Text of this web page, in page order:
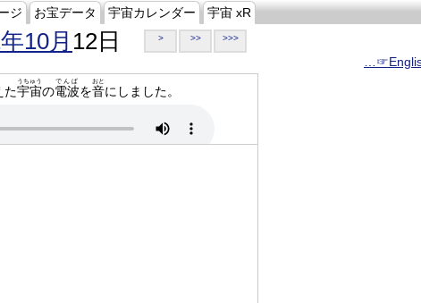
ジ お宝データ 宇宙カレンダー 宇宙 xR
10月 12日 > >> >>>
た宇宙
うちゅう
の電波
でんぱ
を音
おと
にしました。